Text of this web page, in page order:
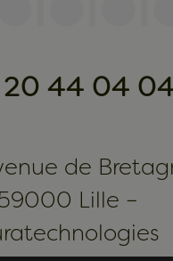
44 04
de
Lille –